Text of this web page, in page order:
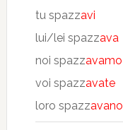
tu spazzavi
lui/lei spazzava
noi spazzavamo
voi spazzavate
loro spazzavano